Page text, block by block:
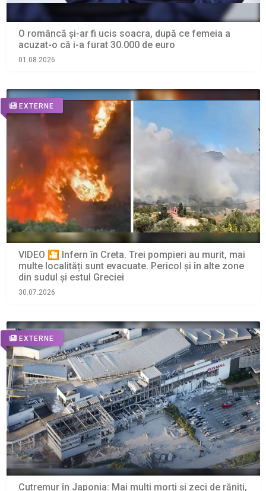
O româncă și-ar fi ucis soacra, după ce femeia a
acuzat-o că i-a furat 30.000 de euro
01.08.2026
EXTERNE
VIDEO 🎦 Infern în Creta. Trei pompieri au murit, mai
multe localități sunt evacuate. Pericol și în alte zone
din sudul și estul Greciei
30.07.2026
EXTERNE
Cutremur în Japonia: Mai mulți morți și zeci de răniți,